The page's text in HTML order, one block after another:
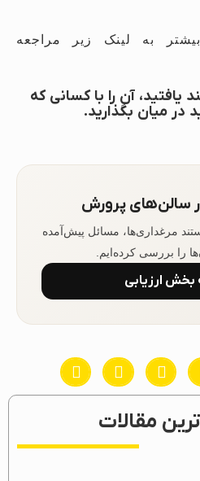
به لینک زیر مراجعه
یافتید، آن را با کسانی که
در میان بگذارید.
سالن‌های پرورش
مرغداری‌ها، مسائل پیش‌آمده
را بررسی کرده‌ایم.
بخش ارزیابی
مقالات